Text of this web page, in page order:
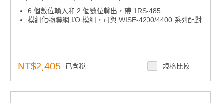
6 個數位輸入和 2 個數位輸出，帶 1RS-485
模組化物聯網 I/O 模組，可與 WISE-4200/4400 系列配對
NT$2,405 已含稅 規格比較